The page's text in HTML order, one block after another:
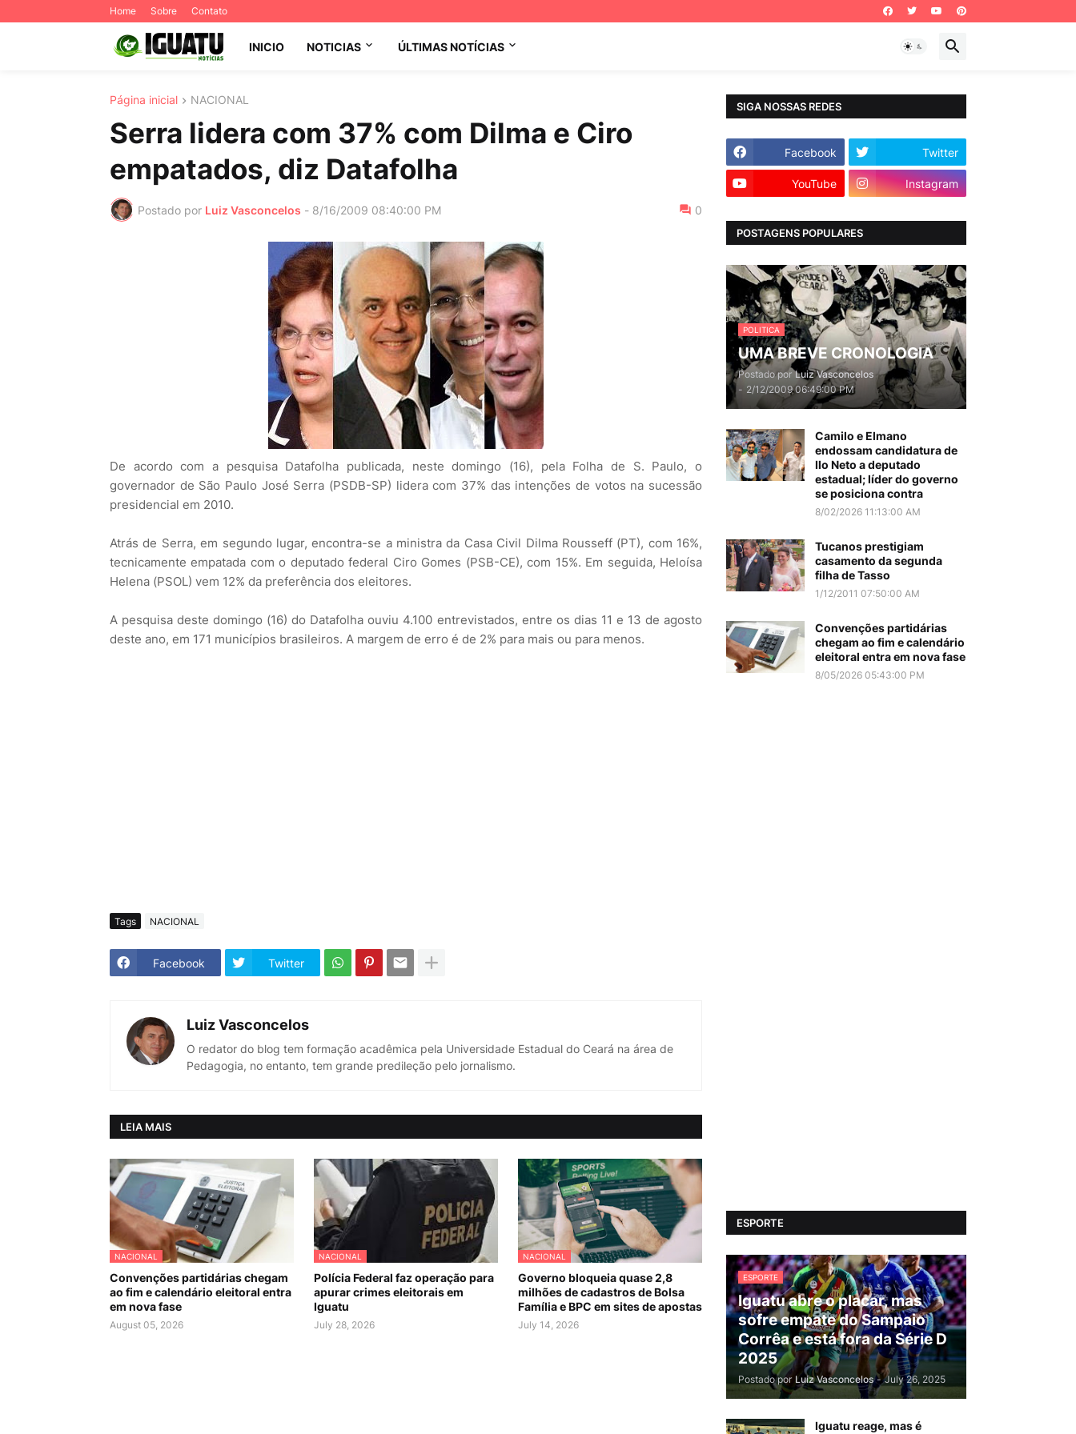
Home Sobre Contato
INICIO NOTICIAS ÚLTIMAS NOTÍCIAS
Página inicial NACIONAL
Serra lidera com 37% com Dilma e Ciro
empatados, diz Datafolha
Postado por Luiz Vasconcelos - 8/16/2009 08:40:00 PM 0
De acordo com a pesquisa Datafolha publicada, neste domingo (16), pela Folha de S. Paulo, o
governador de São Paulo José Serra (PSDB-SP) lidera com 37% das intenções de votos na sucessão
presidencial em 2010.
Atrás de Serra, em segundo lugar, encontra-se a ministra da Casa Civil Dilma Rousseff (PT), com 16%,
tecnicamente empatada com o deputado federal Ciro Gomes (PSB-CE), com 15%. Em seguida, Heloísa
Helena (PSOL) vem 12% da preferência dos eleitores.
A pesquisa deste domingo (16) do Datafolha ouviu 4.100 entrevistados, entre os dias 11 e 13 de agosto
deste ano, em 171 municípios brasileiros. A margem de erro é de 2% para mais ou para menos.
Tags NACIONAL
Facebook Twitter
Luiz Vasconcelos
O redator do blog tem formação acadêmica pela Universidade Estadual do Ceará na área de
Pedagogia, no entanto, tem grande predileção pelo jornalismo.
LEIA MAIS
NACIONAL
Convenções partidárias chegam
ao fim e calendário eleitoral entra
em nova fase
August 05, 2026
NACIONAL
Polícia Federal faz operação para
apurar crimes eleitorais em
Iguatu
July 28, 2026
NACIONAL
Governo bloqueia quase 2,8
milhões de cadastros de Bolsa
Família e BPC em sites de apostas
July 14, 2026
SIGA NOSSAS REDES
Facebook Twitter
YouTube Instagram
POSTAGENS POPULARES
POLITICA
UMA BREVE CRONOLOGIA
Postado por Luiz Vasconcelos
- 2/12/2009 06:49:00 PM
Camilo e Elmano
endossam candidatura de
Ilo Neto a deputado
estadual; líder do governo
se posiciona contra
8/02/2026 11:13:00 AM
Tucanos prestigiam
casamento da segunda
filha de Tasso
1/12/2011 07:50:00 AM
Convenções partidárias
chegam ao fim e calendário
eleitoral entra em nova fase
8/05/2026 05:43:00 PM
ESPORTE
ESPORTE
Iguatu abre o placar, mas
sofre empate do Sampaio
Corrêa e está fora da Série D
2025
Postado por Luiz Vasconcelos - July 26, 2025
Iguatu reage, mas é